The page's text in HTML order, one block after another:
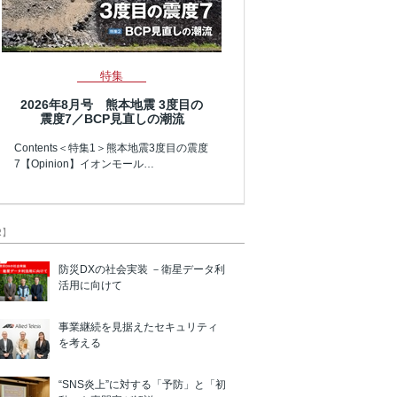
特集
2026年8月号 熊本地震 3度目の
震度7／BCP見直しの潮流
Contents＜特集1＞熊本地震3度目の震度
7【Opinion】イオンモール…
防災DXの社会実装 －衛星データ利
活用に向けて
事業継続を見据えたセキュリティ
を考える
“SNS炎上”に対する「予防」と「初